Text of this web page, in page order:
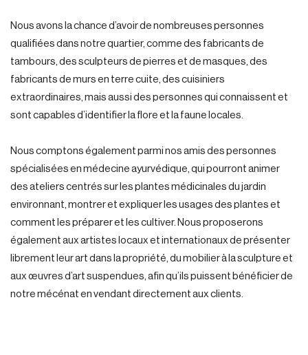
Nous avons la chance d’avoir de nombreuses personnes
qualifiées dans notre quartier, comme des fabricants de
tambours, des sculpteurs de pierres et de masques, des
fabricants de murs en terre cuite, des cuisiniers
extraordinaires, mais aussi des personnes qui connaissent et
sont capables d’identifier la flore et la faune locales.
Nous comptons également parmi nos amis des personnes
spécialisées en médecine ayurvédique, qui pourront animer
des ateliers centrés sur les plantes médicinales du jardin
environnant, montrer et expliquer les usages des plantes et
comment les préparer et les cultiver. Nous proposerons
également aux artistes locaux et internationaux de présenter
librement leur art dans la propriété, du mobilier à la sculpture et
aux œuvres d’art suspendues, afin qu’ils puissent bénéficier de
notre mécénat en vendant directement aux clients.